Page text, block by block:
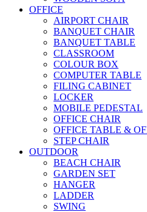
OFFICE
AIRPORT CHAIR
BANQUET CHAIR
BANQUET TABLE
CLASSROOM
COLOUR BOX
COMPUTER TABLE
FILING CABINET
LOCKER
MOBILE PEDESTAL
OFFICE CHAIR
OFFICE TABLE &
STEP CHAIR
OUTDOOR
BEACH CHAIR
GARDEN SET
HANGER
LADDER
SWING